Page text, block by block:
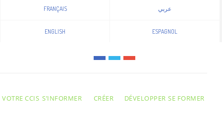
FRANÇAIS عربي
ENGLISH ESPAGNOL
VOTRE CCIS S’INFORMER CRÉER DÉVELOPPER SE FORMER